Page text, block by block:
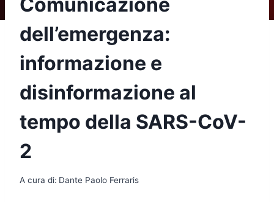
dell’emergenza:
informazione e
disinformazione al
tempo della SARS-CoV-
2
A cura di: Dante Paolo Ferraris